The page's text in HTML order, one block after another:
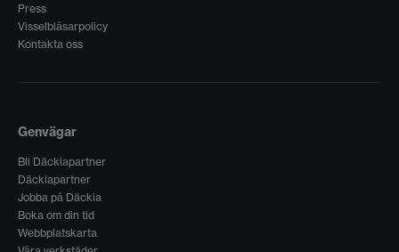
Press
Visselblåsarpolicy
Kontakta oss
Genvägar
Bli Däckiapartner
Däckiapartner
Jobba på Däckia
Boka om din tid
Webbplatskarta